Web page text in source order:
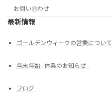
お問い合わせ
最新情報
ゴールデンウィークの営業について
年末年始 - 休業のお知らせ -
ブログ